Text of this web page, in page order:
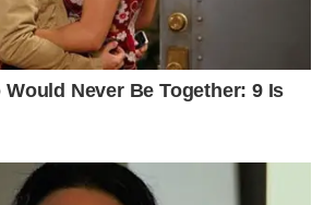
Never Be Together: 9 Is